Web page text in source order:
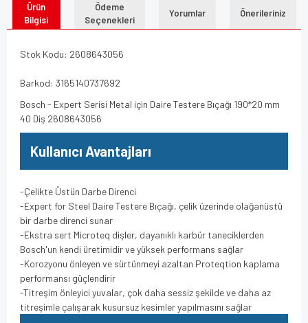
Ürün
Bilgisi
Ödeme
Seçenekleri
Yorumlar Önerileriniz
Stok Kodu: 2608643056
Barkod: 3165140737692
Bosch - Expert Serisi Metal için Daire Testere Bıçağı 190*20 mm
40 Diş 2608643056
Kullanıcı Avantajları
-Çelikte Üstün Darbe Direnci
-Expert for Steel Daire Testere Bıçağı, çelik üzerinde olağanüstü
bir darbe direnci sunar
-Ekstra sert Microteq dişler, dayanıklı karbür taneciklerden
Bosch'un kendi üretimidir ve yüksek performans sağlar
-Korozyonu önleyen ve sürtünmeyi azaltan Proteqtion kaplama
performansı güçlendirir
-Titreşim önleyici yuvalar, çok daha sessiz şekilde ve daha az
titreşimle çalışarak kusursuz kesimler yapılmasını sağlar